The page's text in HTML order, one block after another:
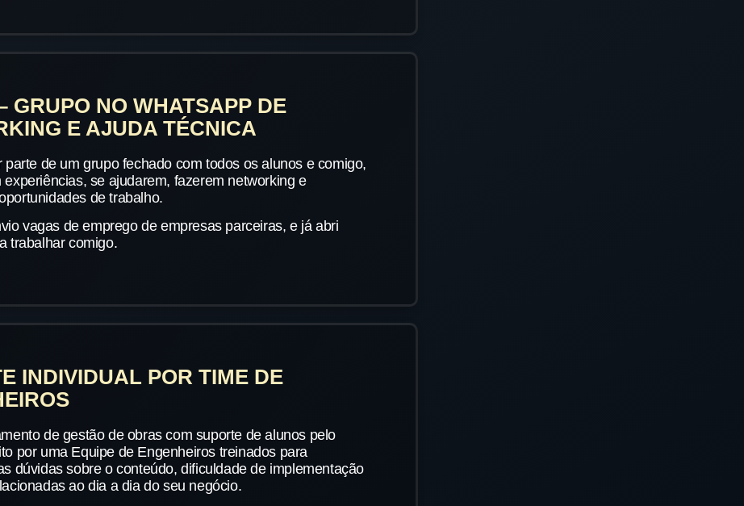
GRUPO NO WHATSAPP DE
E AJUDA TÉCNICA
parte de um grupo fechado com todos os alunos e comigo,
experiências, se ajudarem, fazerem networking e
de trabalho.
vagas de emprego de empresas parceiras, e já abri
trabalhar comigo.
INDIVIDUAL POR TIME DE
de gestão de obras com suporte de alunos pelo
por uma Equipe de Engenheiros treinados para
dúvidas sobre o conteúdo, dificuldade de implementação
ao dia a dia do seu negócio.